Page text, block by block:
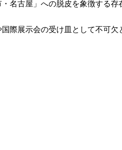
名古屋」への脱皮を象徴する存
展示会の受け皿として不可